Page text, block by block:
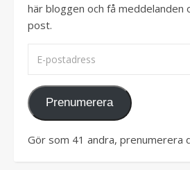
här bloggen och få meddelanden
post.
Prenumerera
Gör som 41 andra, prenumerera